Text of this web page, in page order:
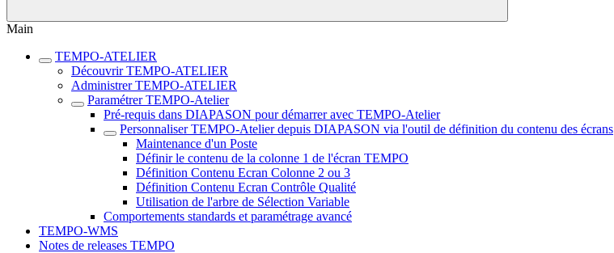
Main
TEMPO-ATELIER
Découvrir TEMPO-ATELIER
Administrer TEMPO-ATELIER
Paramétrer TEMPO-Atelier
Pré-requis dans DIAPASON pour démarrer avec TEMPO-Atelier
Personnaliser TEMPO-Atelier depuis DIAPASON via l'outil de définition du contenu des écrans
Maintenance d'un Poste
Définir le contenu de la colonne 1 de l'écran TEMPO
Définition Contenu Ecran Colonne 2 ou 3
Définition Contenu Ecran Contrôle Qualité
Utilisation de l'arbre de Sélection Variable
Comportements standards et paramétrage avancé
TEMPO-WMS
Notes de releases TEMPO